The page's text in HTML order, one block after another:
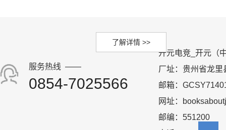
了解详情 >>
服务热线 ——
0854-7025566
开元电竞_开元（
厂址：贵州省龙里
邮箱：
网址：
邮编：551200